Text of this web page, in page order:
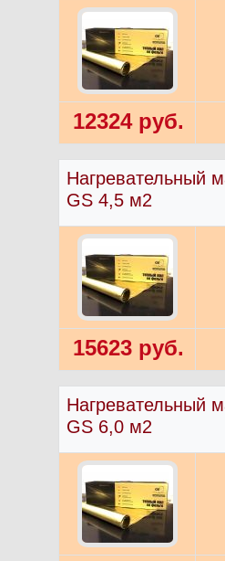
12324 руб.
Нагревательный
GS 4,5 м2
15623 руб.
Нагревательный
GS 6,0 м2